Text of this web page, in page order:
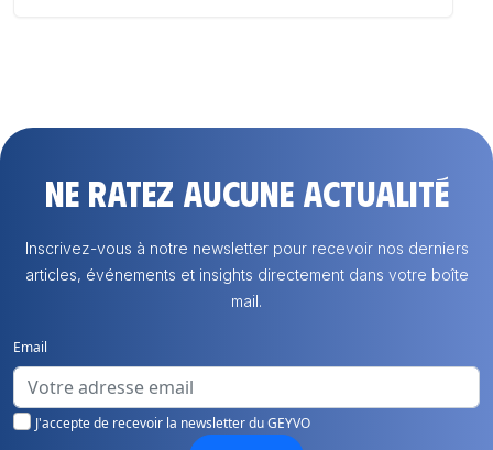
Ne ratez aucune actualité
Inscrivez-vous à notre newsletter pour recevoir nos derniers
articles, événements et insights directement dans votre boîte
mail.
Email
J'accepte de recevoir la newsletter du GEYVO